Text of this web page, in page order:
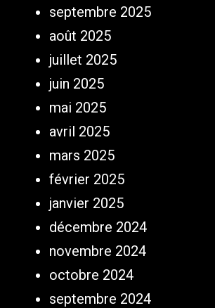
septembre 2025
août 2025
juillet 2025
juin 2025
mai 2025
avril 2025
mars 2025
février 2025
janvier 2025
décembre 2024
novembre 2024
octobre 2024
septembre 2024